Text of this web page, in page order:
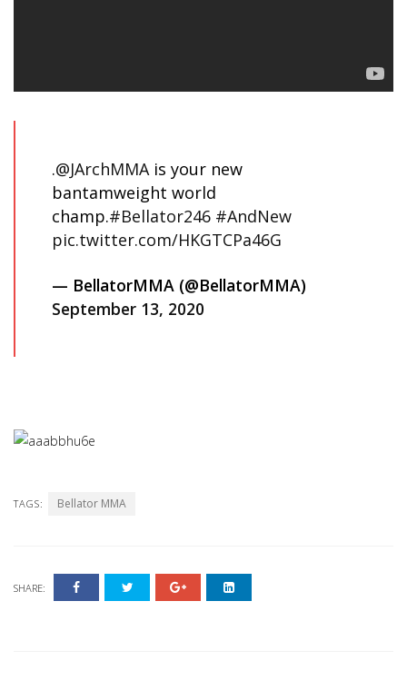
.@JArchMMAis your new
bantamweight world
champ.#Bellator246 #AndNew
pic.twitter.com/HKGTCPa46G
— BellatorMMA (@BellatorMMA)
September 13, 2020
TAGS: Bellator MMA
SHARE: